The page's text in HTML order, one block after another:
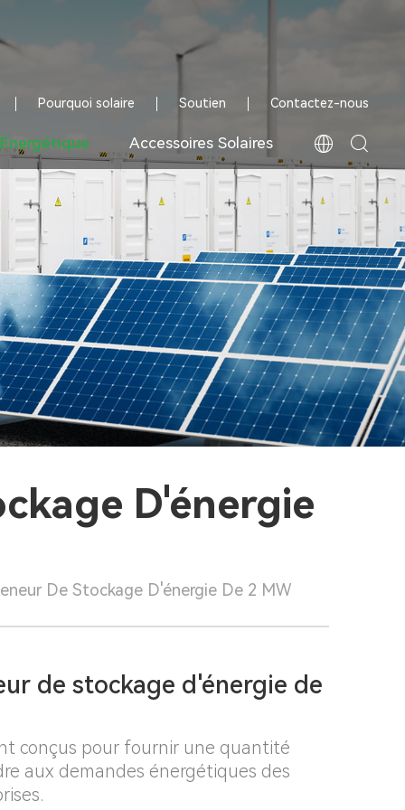
Pourquoi solaire Soutien Contactez-nous
Accessoires Solaires
D'énergie
De Stockage D'énergie De 2 MW
de stockage d'énergie de
conçus pour fournir une quantité
aux demandes énergétiques des